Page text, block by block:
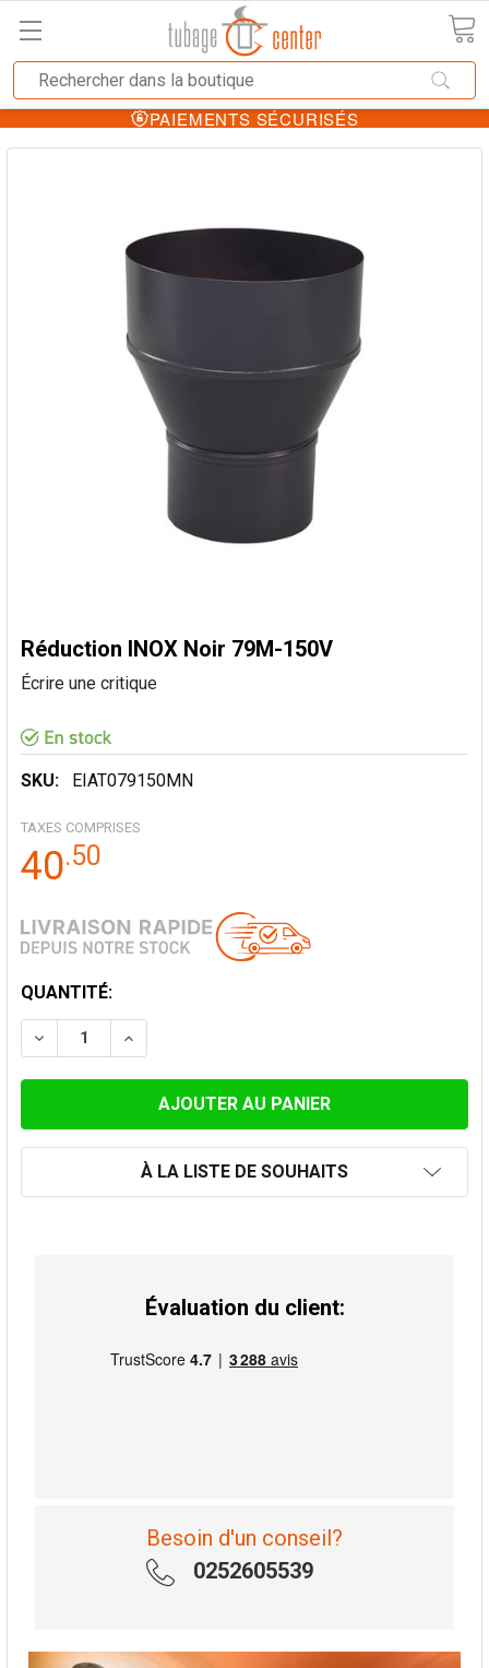
PAIEMENTS SÉCURISÉS
Réduction INOX Noir 79M-150V
Écrire une critique
SKU: EIAT079150MN
TAXES COMPRISES
40.50
STOCK
ACTUEL:
QUANTITÉ:
DIMINUER LA QUANTITÉ DE RÉDUCTION INOX NOIR
AUGMENTER LA QUANTITÉ DE RÉDUCTION
À LA LISTE DE SOUHAITS
Évaluation du client:
Besoin d'un conseil?
0252605539